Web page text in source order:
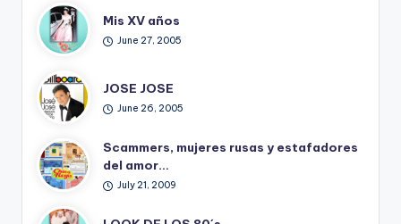
Mis XV años
June 27, 2005
JOSE JOSE
June 26, 2005
Scammers, mujeres rusas y estafadores
del amor…
July 21, 2009